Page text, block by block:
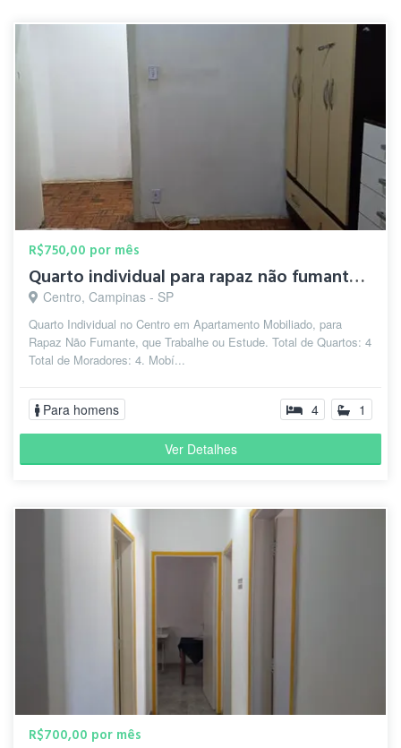
R$750,00 por mês
Quarto individual para rapaz não fumante q trabalha/estuda.
Centro, Campinas - SP
Quarto Individual no Centro em Apartamento Mobiliado, para
Rapaz Não Fumante, que Trabalhe ou Estude. Total de Quartos: 4
Total de Moradores: 4. Mobí...
Para homens 4 1
Ver Detalhes
R$700,00 por mês